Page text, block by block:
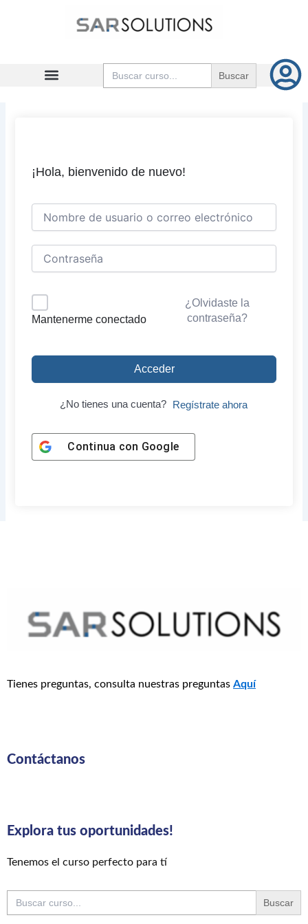
Buscar:
¡Hola, bienvenido de nuevo!
Mantenerme conectado
¿Olvidaste la
contraseña?
Acceder
¿No tienes una cuenta? Regístrate ahora
Continua con Google
Tienes preguntas, consulta nuestras preguntas Aquí
Contáctanos
Explora tus oportunidades!
Tenemos el curso perfecto para tí
Buscar: